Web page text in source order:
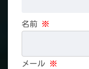
名前 ※
メール ※